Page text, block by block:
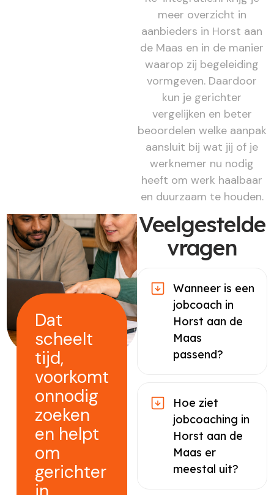
meer overzicht in
aanbieders in Horst aan
de Maas en in de manier
waarop zij begeleiding
vormgeven. Daardoor
kun je gerichter
vergelijken en beter
beoordelen welke aanpak
aansluit bij wat jij of je
werknemer nu nodig
heeft om werk haalbaar
en duurzaam te houden.
Dat
scheelt
tijd,
voorkomt
onnodig
zoeken
en helpt
om
gerichter
Veelgestelde
vragen
Wanneer is een
jobcoach in
Horst aan de
Maas
passend?
Hoe ziet
jobcoaching in
Horst aan de
Maas er
meestal uit?